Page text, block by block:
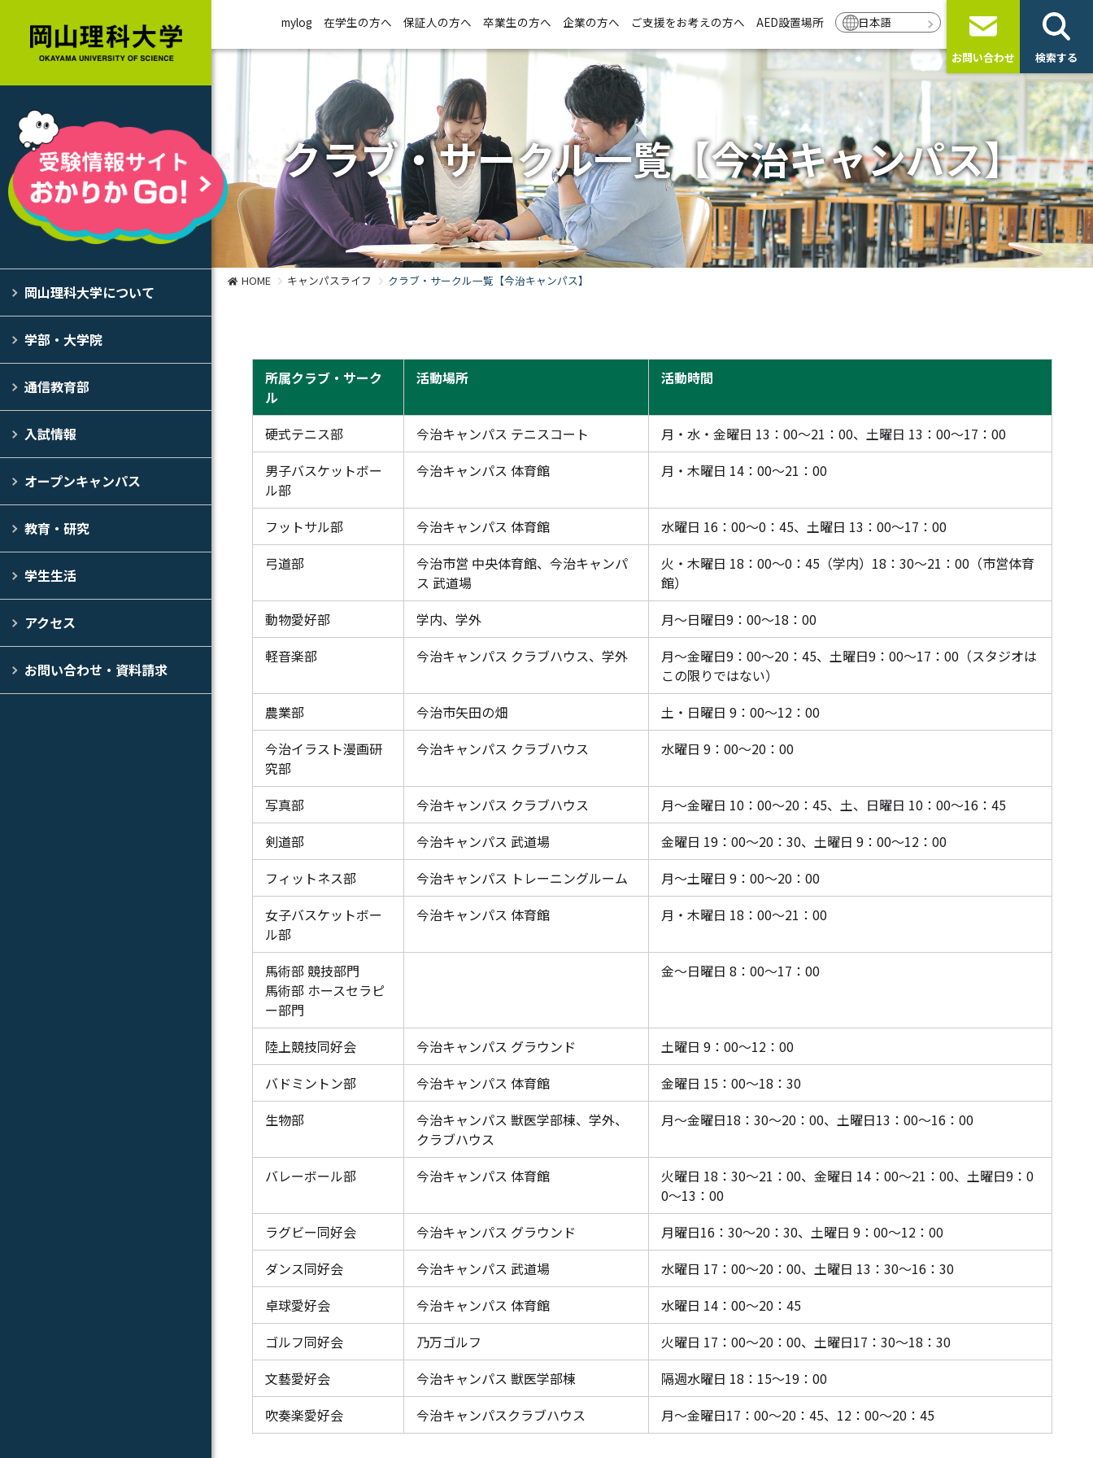
岡山理科大学について
学部・大学院
通信教育部
入試情報
オープンキャンパス
教育・研究
学生生活
アクセス
お問い合わせ・資料請求
mylog 在学生の方へ 保証人の方へ 卒業生の方へ 企業の方へ ご支援をお考えの方へ AED設置場所 日本語
お問い合わせ 検索する
クラブ・サークル一覧【今治キャンパス】
HOME キャンパスライフ クラブ・サークル一覧【今治キャンパス】
所属クラブ・サーク
ル
活動場所 活動時間
硬式テニス部 今治キャンパス テニスコート
月・水・金曜日 13：00～21：00、土曜日 13：00～17：00
男子バスケットボー
ル部
今治キャンパス 体育館 月・木曜日 14：00～21：00
フットサル部 今治キャンパス 体育館 水曜日 16：00～0：45、 土曜日 13：00～17：00
弓道部
今治市営 中央体育館、 今治キャンパ
ス 武道場
火・木曜日 18：00～0：45（学内）18：30～21：00（市営体育
館）
動物愛好部
学内、 学外
月～日曜日9：00～18：00
軽音楽部
今治キャンパス クラブハウス、学外
月～金曜日9：00～20：45、土曜日9：00～17：00（スタジオは
この限りではない）
農業部
今治市矢田の畑
土・日曜日 9：00～12：00
今治イラスト漫画研
究部
今治キャンパス クラブハウス 水曜日 9：00～20：00
写真部 今治キャンパス クラブハウス
月～金曜日 10：00～20：45、土、日曜日 10：00～16：45
剣道部
今治キャンパス 武道場 金曜日 19：00～20：30、 土曜日 9：00～12：00
フィットネス部
今治キャンパス トレーニングルーム
月～土曜日 9：00～20：00
女子バスケットボー
ル部
今治キャンパス 体育館 月・木曜日 18：00～21：00
馬術部 競技部門
馬術部 ホースセラピ
ー部門
金～日曜日 8：00～17：00
陸上競技同好会 今治キャンパス グラウンド
土曜日 9：00～12：00
バドミントン部
今治キャンパス 体育館
金曜日 15：00～18：30
生物部
今治キャンパス 獣医学部棟、学外、
クラブハウス
月～金曜日18：30～20：00、土曜日13：00～16：00
バレーボール部 今治キャンパス 体育館
火曜日 18：30～21：00、金曜日 14：00～21：00、土曜日9：0
0～13：00
ラグビー同好会
今治キャンパス グラウンド
月曜日16：30～20：30、土曜日 9：00～12：00
ダンス同好会
今治キャンパス 武道場
水曜日 17：00～20：00、土曜日 13：30～16：30
卓球愛好会
今治キャンパス 体育館
水曜日 14：00～20：45
ゴルフ同好会
乃万ゴルフ
火曜日 17：00～20：00、土曜日17：30～18：30
文藝愛好会
今治キャンパス 獣医学部棟
隔週水曜日 18：15～19：00
吹奏楽愛好会
今治キャンパスクラブハウス 月～金曜日17：00～20：45、12：00～20：45